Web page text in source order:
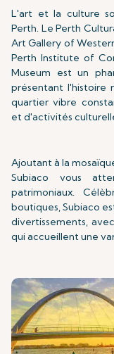
L'art et la culture
Perth. Le Perth
Art Gallery of
Perth Institute of
Museum est un
présentant l'histoire
quartier vibre
et d'activités
Ajoutant à la
Subiaco vous
patrimoniaux.
boutiques, Subiaco
divertissements,
qui accueillent une